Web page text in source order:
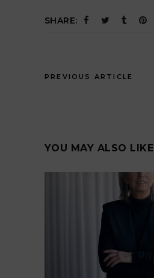
SHARE:
PREVIOUS ARTICLE
YOU MAY ALSO LIKE